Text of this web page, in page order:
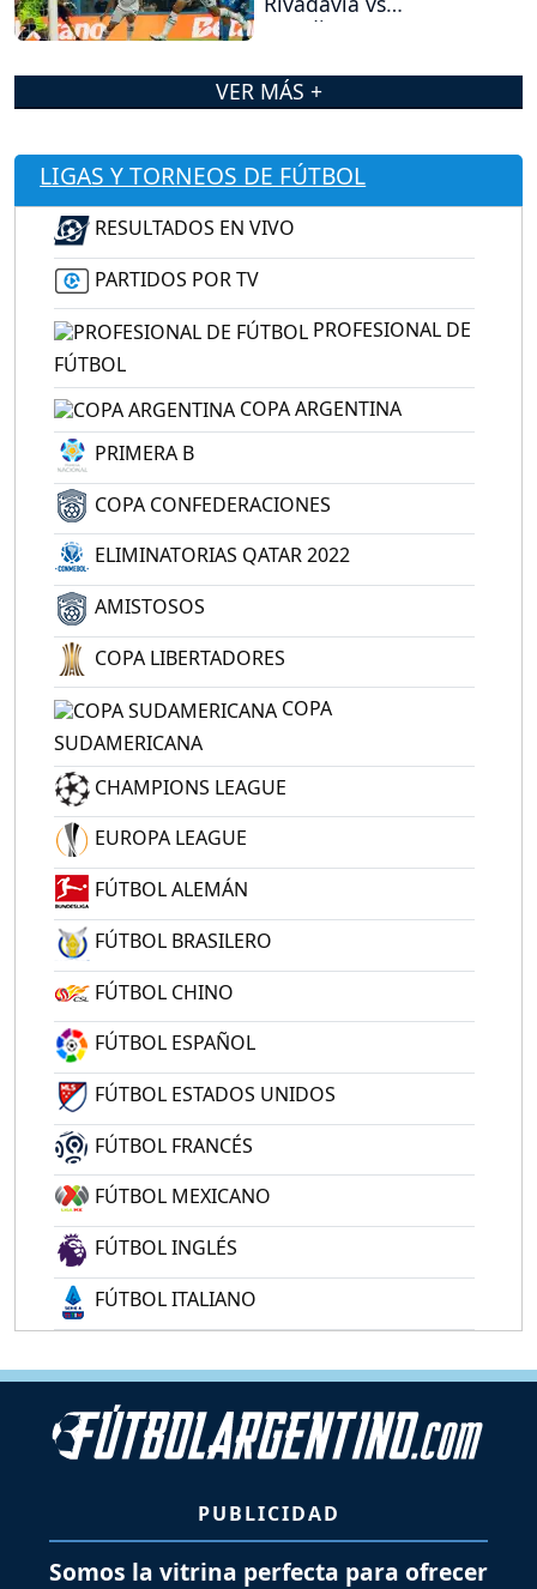
Estudiantes (RC)?
VER MÁS +
LIGAS Y TORNEOS DE FÚTBOL
RESULTADOS EN VIVO
PARTIDOS POR TV
PROFESIONAL DE
FÚTBOL
COPA ARGENTINA
PRIMERA B
COPA CONFEDERACIONES
ELIMINATORIAS QATAR 2022
AMISTOSOS
COPA LIBERTADORES
COPA
SUDAMERICANA
CHAMPIONS LEAGUE
EUROPA LEAGUE
FÚTBOL ALEMÁN
FÚTBOL BRASILERO
FÚTBOL CHINO
FÚTBOL ESPAÑOL
FÚTBOL ESTADOS UNIDOS
FÚTBOL FRANCÉS
FÚTBOL MEXICANO
FÚTBOL INGLÉS
FÚTBOL ITALIANO
PUBLICIDAD
Somos la vitrina perfecta para ofrecer